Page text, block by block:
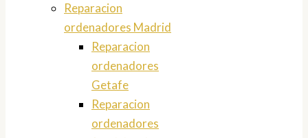
Reparacion
ordenadores Madrid
Reparacion
ordenadores
Getafe
Reparacion
ordenadores